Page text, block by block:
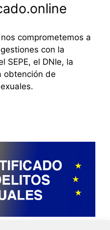
comprometemos a
con la
SEPE, el DNIe, la
obtención de